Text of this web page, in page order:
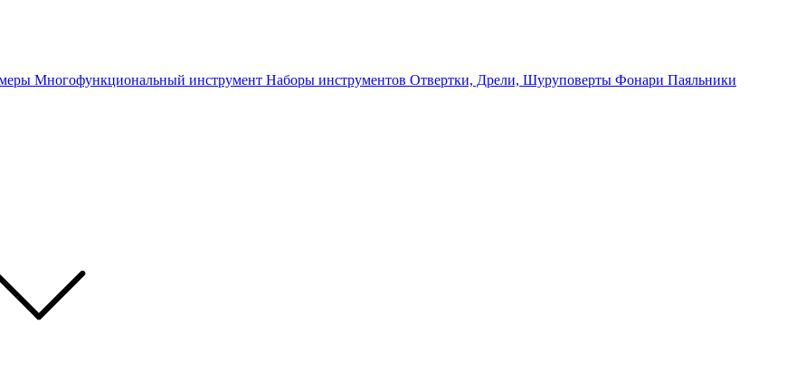
Многофункциональный инструмент Наборы инструментов Отвертки, Дрели, Шуруповерты Фонари Паяльники